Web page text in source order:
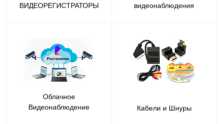
ВИДЕОРЕГИСТРАТОРЫ
видеонаблюдения
Облачное
Видеонаблюдение
Кабели и Шнуры